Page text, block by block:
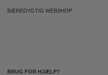
BÆREDYGTIG WEBSHOP
BRUG FOR HJÆLP?